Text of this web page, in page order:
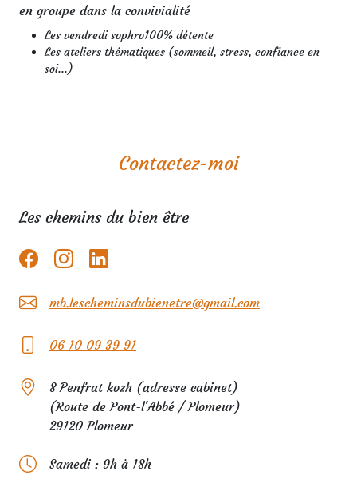
en groupe dans la convivialité
Les vendredi sophro100% détente
Les ateliers thématiques (sommeil, stress, confiance en
soi...)
Contactez-moi
Les chemins du bien être
mb.lescheminsdubienetre@gmail.com
06 10 09 39 91
8 Penfrat kozh (adresse cabinet)
(Route de Pont-l'Abbé / Plomeur)
29120 Plomeur
Samedi : 9h à 18h